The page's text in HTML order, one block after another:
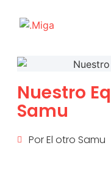
Nuestro
Samu
PorEl otro Samu